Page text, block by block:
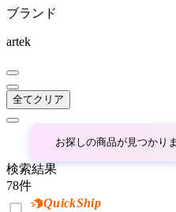
アルナ
アンドリューワー
ANONIMA
アノニマカステッリ
ブランド
artek
全てクリア
お探しの商品が見つかり
検索結果
78件
QuickShip